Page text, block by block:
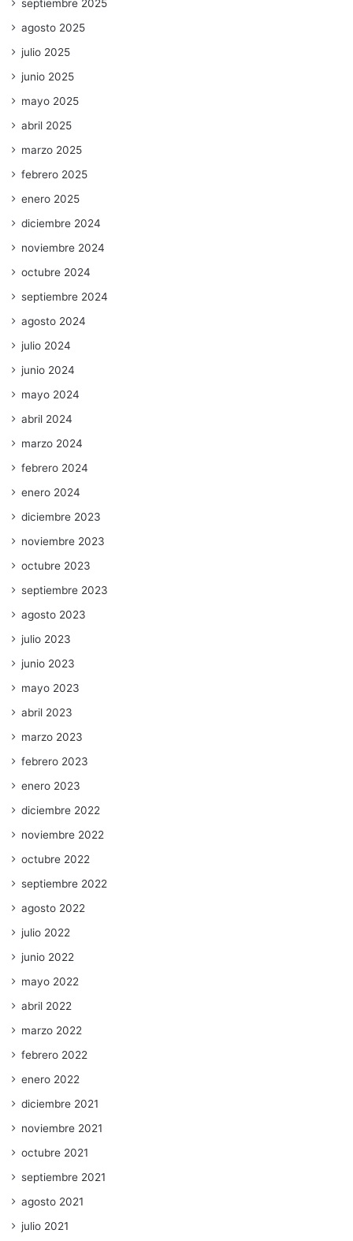
septiembre 2025
agosto 2025
julio 2025
junio 2025
mayo 2025
abril 2025
marzo 2025
febrero 2025
enero 2025
diciembre 2024
noviembre 2024
octubre 2024
septiembre 2024
agosto 2024
julio 2024
junio 2024
mayo 2024
abril 2024
marzo 2024
febrero 2024
enero 2024
diciembre 2023
noviembre 2023
octubre 2023
septiembre 2023
agosto 2023
julio 2023
junio 2023
mayo 2023
abril 2023
marzo 2023
febrero 2023
enero 2023
diciembre 2022
noviembre 2022
octubre 2022
septiembre 2022
agosto 2022
julio 2022
junio 2022
mayo 2022
abril 2022
marzo 2022
febrero 2022
enero 2022
diciembre 2021
noviembre 2021
octubre 2021
septiembre 2021
agosto 2021
julio 2021